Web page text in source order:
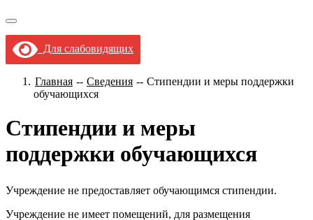
Для слабовидящих
Главная -- Сведения -- Стипендии и меры поддержки
обучающихся
Стипендии и меры
поддержки обучающихся
Учреждение не предоставляет обучающимся стипендии.
Учреждение не имеет помещений, для размещения